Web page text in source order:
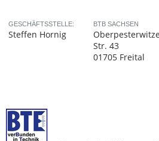
GESCHÄFTSSTELLE:
Steffen Hornig
BTB SACHSEN
Str. 43
01705 Freital